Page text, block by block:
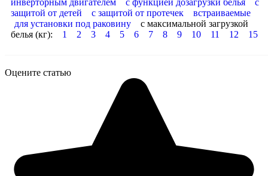
защитой от детей
с защитой от протечек
встраиваемые
для установки под раковину
с максимальной загрузкой
белья (кг):
1 2 3 4 5 6 7 8 9 10 11 12 15
Оцените статью